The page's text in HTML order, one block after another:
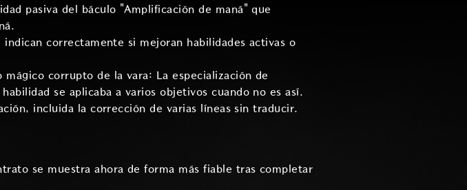
pasiva del báculo "Amplificación de maná" que
correctamente si mejoran habilidades activas o
corrupto de la vara: La especialización de
se aplicaba a varios objetivos cuando no es así.
incluida la corrección de varias líneas sin traducir.
se muestra ahora de forma más fiable tras completar